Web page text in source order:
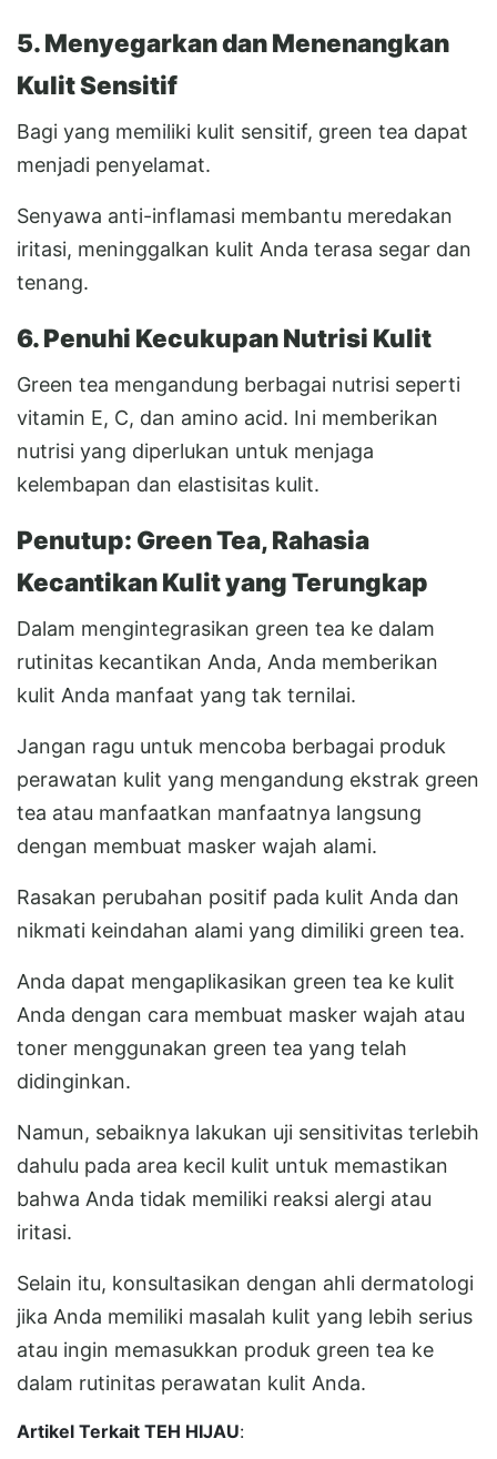
5. Menyegarkan dan Menenangkan
Kulit Sensitif
Bagi yang memiliki kulit sensitif, green tea dapat
menjadi penyelamat.
Senyawa anti-inflamasi membantu meredakan
iritasi, meninggalkan kulit Anda terasa segar dan
tenang.
6. Penuhi Kecukupan Nutrisi Kulit
Green tea mengandung berbagai nutrisi seperti
vitamin E, C, dan amino acid. Ini memberikan
nutrisi yang diperlukan untuk menjaga
kelembapan dan elastisitas kulit.
Penutup: Green Tea, Rahasia
Kecantikan Kulit yang Terungkap
Dalam mengintegrasikan green tea ke dalam
rutinitas kecantikan Anda, Anda memberikan
kulit Anda manfaat yang tak ternilai.
Jangan ragu untuk mencoba berbagai produk
perawatan kulit yang mengandung ekstrak green
tea atau manfaatkan manfaatnya langsung
dengan membuat masker wajah alami.
Rasakan perubahan positif pada kulit Anda dan
nikmati keindahan alami yang dimiliki green tea.
Anda dapat mengaplikasikan green tea ke kulit
Anda dengan cara membuat masker wajah atau
toner menggunakan green tea yang telah
didinginkan.
Namun, sebaiknya lakukan uji sensitivitas terlebih
dahulu pada area kecil kulit untuk memastikan
bahwa Anda tidak memiliki reaksi alergi atau
iritasi.
Selain itu, konsultasikan dengan ahli dermatologi
jika Anda memiliki masalah kulit yang lebih serius
atau ingin memasukkan produk green tea ke
dalam rutinitas perawatan kulit Anda.
Artikel Terkait TEH HIJAU: